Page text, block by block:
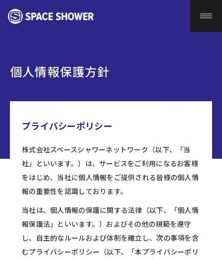
個人情報保護方針
プライバシーポリシー
株式会社スペースシャワーネットワーク（以下、「当
社」といいます。）は、サービスをご利用になるお客様
をはじめ、当社に個人情報をご提供される皆様の個人情
報の重要性を認識しております。
当社は、個人情報の保護に関する法律（以下、「個人情
報保護法」といいます。）およびその他の規範を遵守
し、自主的なルールおよび体制を確立し、次の事項を含
むプライバシーポリシー（以下、「本プライバシーポリ